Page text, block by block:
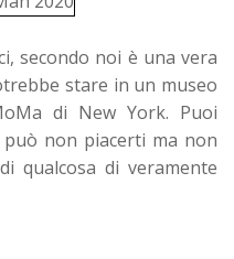
secondo noi è una vera
stare in un museo
di New York. Puoi
non piacerti ma non
qualcosa di veramente